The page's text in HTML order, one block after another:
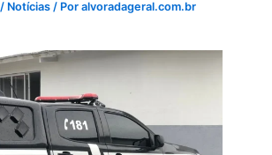
/ Notícias / Poralvoradageral.com.br